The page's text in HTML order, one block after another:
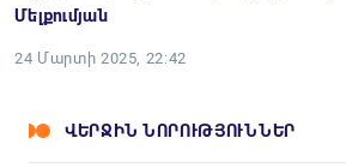
Մելքումյան
24 Մարտի 2025, 22:42
ՎԵՐՋԻՆ ՆՈՐՈՒԹՅՈՒՆՆԵՐ